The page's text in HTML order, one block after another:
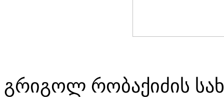
გრიგოლ რობაქიძის